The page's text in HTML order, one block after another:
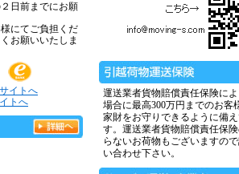
日前までにお願
にてご負担くだ
お願いいたしま
イトへ
トへ
運送業者貨物賠償責任保険に
場合に最高300万円までのお客
家財をお守りできるように備
す。運送業者貨物賠償責任保
らないお荷物もございますの
い合わせ下さい。